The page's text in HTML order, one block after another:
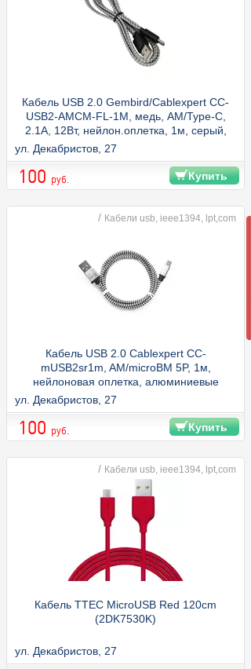
Кабель USB 2.0 Gembird/Cablexpert CC-
USB2-AMCM-FL-1M, медь, AM/Type-C,
2.1A, 12Вт, нейлон.оплетка, 1м, серый,
пакет
ул. Декабристов, 27
100 руб. Купить
/ Кабели usb, ieee1394, lpt,com
Кабель USB 2.0 Cablexpert CC-
mUSB2sr1m, AM/microBM 5P, 1м,
нейлоновая оплетка, алюминиевые
разъемы, серебристый, пакет
ул. Декабристов, 27
100 руб. Купить
/ Кабели usb, ieee1394, lpt,com
Кабель TTEC MicroUSB Red 120cm
(2DK7530K)
ул. Декабристов, 27